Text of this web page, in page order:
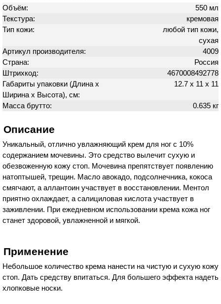
Объём:
550 мл
Текстура:
кремовая
Тип кожи:
любой тип кожи,
сухая
Артикул производителя:
4009
Страна:
Россия
Штрихкод:
4670008492778
Габариты упаковки (Длина х
Ширина х Высота), см:
12.7 х 11 х 11
Масса брутто: 0.635 кг
Описание
Уникальный, отлично увлажняющий крем для ног с 10%
содержанием мочевины. Это средство вылечит сухую и
обезвоженную кожу стоп. Мочевина препятствует появлению
натоптышей, трещин. Масло авокадо, подсолнечника, кокоса
смягчают, а аллантоин участвует в восстановлении. Ментол
приятно охлаждает, а салициловая кислота участвует в
заживлении. При ежедневном использовании крема кожа ног
станет здоровой, увлажненной и мягкой.
Применение
Небольшое количество крема нанести на чистую и сухую кожу
стоп. Дать средству впитаться. Для большего эффекта надеть
хлопковые носки.